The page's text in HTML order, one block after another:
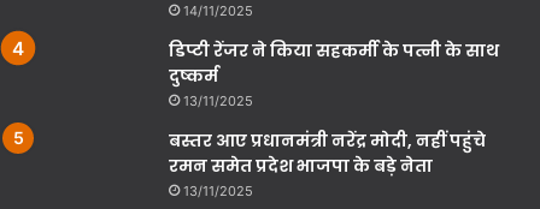
14/11/2025
डिप्टी रेंजर ने किया सहकर्मी के पत्नी के साथ
दुष्कर्म
13/11/2025
बस्तर आए प्रधानमंत्री नरेंद्र मोदी, नहीं पहुंचे
रमन समेत प्रदेश भाजपा के बड़े नेता
13/11/2025